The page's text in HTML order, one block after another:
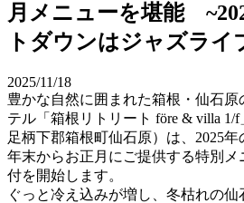
月メニューを堪能
トダウンはジャズラ
2025/11/18
豊かな自然に囲まれた箱根・仙石
テル「箱根リトリート före & villa 1/
足柄下郡箱根町仙石原）は、2025
年末からお正月にご提供する特別
付を開始します。
ぐっと冷え込みが増し、冬枯れの